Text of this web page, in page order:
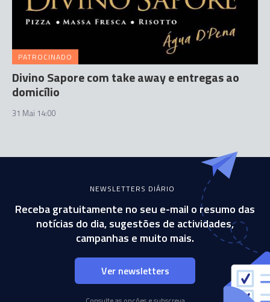
PATROCINADO
Divino Sapore com take away e entregas ao
domicílio
31 Mai 14:00
NEWSLETTERS DIÁRIO
Receba gratuitamente no seu e-mail o resumo das
notícias do dia, sugestões de actividades,
campanhas e muito mais.
Ver newsletters